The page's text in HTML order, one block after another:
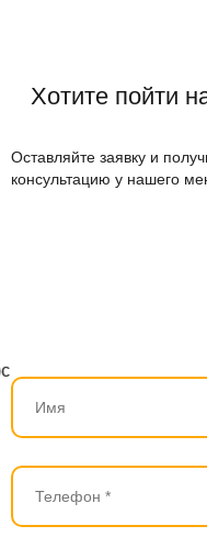
Хотите пойти
Оставляйте заявку и
консультацию у нашего
Продолжая, вы